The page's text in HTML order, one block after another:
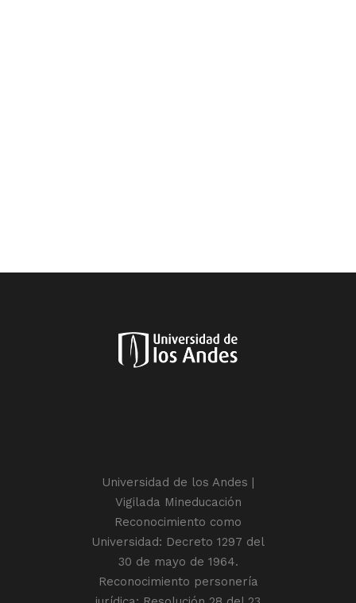
Universidad de los Andes |
Vigilada Mineducación
Reconocimiento como
Universidad: Decreto 1297 del
30 de mayo de 1964.
Reconocimiento personería